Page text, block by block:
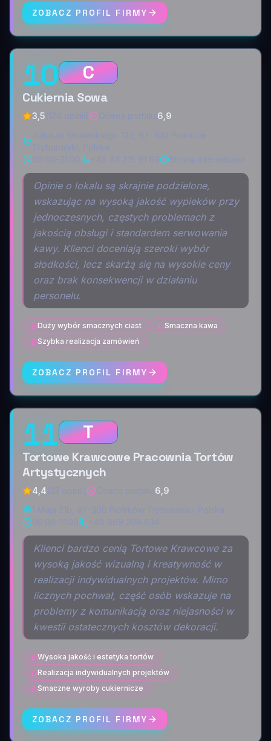
ZOBACZ PROFIL FIRMY
10 C
Cukiernia Sowa
3,5
6,9
Opinie o lokalu są skrajnie podzielone,
wskazując na wysoką jakość wypieków przy
jednoczesnych, częstych problemach z
jakością obsługi i standardem serwowania
kawy. Klienci doceniają szeroki wybór
słodkości, lecz skarżą się na wysokie ceny
oraz brak konsekwencji w działaniu
personelu.
Duży wybór smacznych ciast
Smaczna kawa
Szybka realizacja zamówień
ZOBACZ PROFIL FIRMY
11 T
Tortowe Krawcowe Pracownia Tortów
Artystycznych
4,4
6,9
Klienci bardzo cenią Tortowe Krawcowe za
wysoką jakość wizualną i kreatywność w
realizacji indywidualnych projektów. Mimo
licznych pochwał, część osób wskazuje na
problemy z komunikacją oraz niejasności w
kwestii ostatecznych kosztów dekoracji.
Wysoka jakość i estetyka tortów
Realizacja indywidualnych projektów
Smaczne wyroby cukiernicze
ZOBACZ PROFIL FIRMY